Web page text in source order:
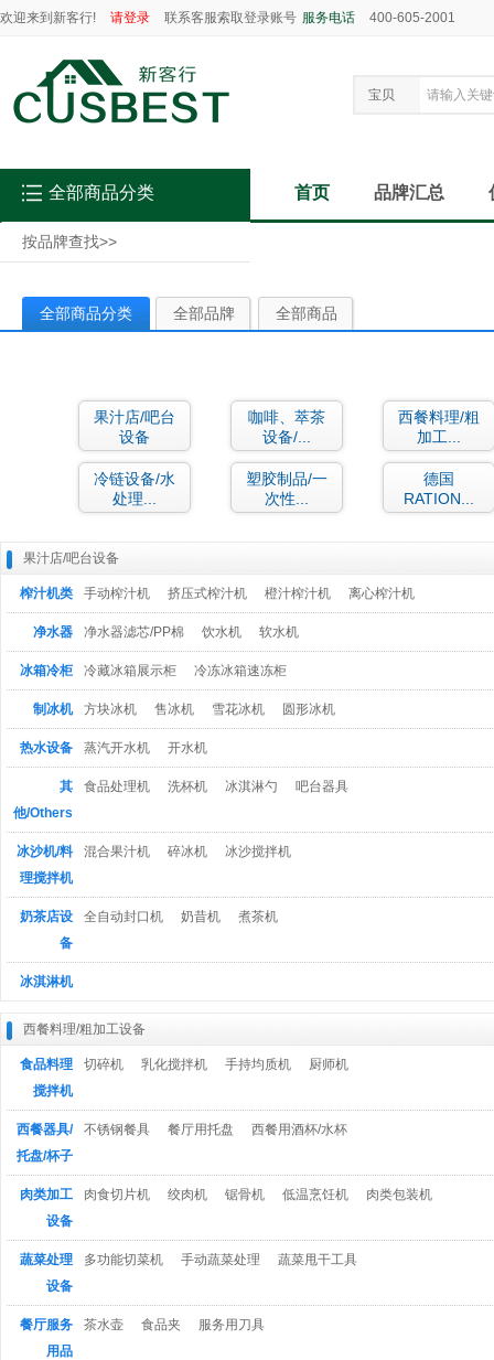
欢迎来到新客行! 请登录 联系客服索取登录账号 服务电话 400-605-2001
宝贝
按品牌查找>>
全部商品分类 首页 品牌汇总
全部商品分类 全部品牌 全部商品
果汁店/吧台
设备
咖啡、萃茶
设备/...
西餐料理/粗
加工...
冷链设备/水
处理...
塑胶制品/一
次性...
德国
RATION...
果汁店/吧台设备
榨汁机类 手动榨汁机 挤压式榨汁机 橙汁榨汁机 离心榨汁机
净水器 净水器滤芯/PP棉 饮水机 软水机
冰箱冷柜 冷藏冰箱展示柜 冷冻冰箱速冻柜
制冰机 方块冰机 售冰机 雪花冰机 圆形冰机
热水设备 蒸汽开水机 开水机
其
他/Others
食品处理机 洗杯机 冰淇淋勺 吧台器具
冰沙机/料
理搅拌机
混合果汁机 碎冰机 冰沙搅拌机
奶茶店设
备
全自动封口机 奶昔机 煮茶机
冰淇淋机
西餐料理/粗加工设备
食品料理
搅拌机
切碎机 乳化搅拌机 手持均质机 厨师机
西餐器具/
托盘/杯子
不锈钢餐具 餐厅用托盘 西餐用酒杯/水杯
肉类加工
设备
肉食切片机 绞肉机 锯骨机 低温烹饪机 肉类包装机
蔬菜处理
设备
多功能切菜机 手动蔬菜处理 蔬菜甩干工具
餐厅服务
用品
茶水壶 食品夹 服务用刀具